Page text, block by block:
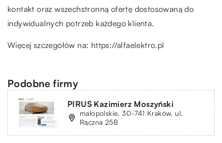
kontakt oraz wszechstronną ofertę dostosowaną do
indywidualnych potrzeb każdego klienta.
Więcej szczegółów na: https://alfaelektro.pl
Podobne firmy
PIRUS Kazimierz Moszyński
małopolskie, 30-741 Kraków, ul.
Rączna 25B